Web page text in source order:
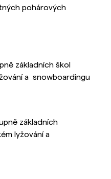
pohárových
základních škol
a snowboardingu
základních
lyžování a